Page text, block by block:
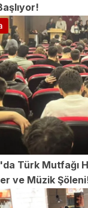
Türk Mutfağı
ve Müzik